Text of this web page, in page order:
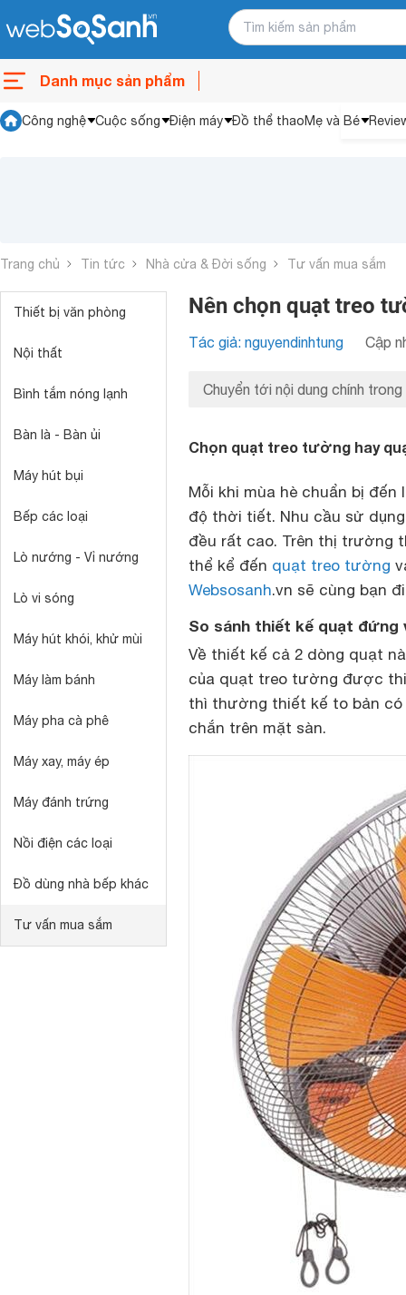
Danh mục sản phẩm
Công nghệ Cuộc sống Điện máy Đồ thể thaoMẹ và Bé
Trang chủ Tin tức Nhà cửa & Đời sống Tư vấn mua sắm
Thiết bị văn phòng
Nội thất
Bình tắm nóng lạnh
Bàn là - Bàn ủi
Máy hút bụi
Bếp các loại
Lò nướng - Vỉ nướng
Lò vi sóng
Máy hút khói, khử mùi
Máy làm bánh
Máy pha cà phê
Máy xay, máy ép
Máy đánh trứng
Nồi điện các loại
Đồ dùng nhà bếp khác
Tư vấn mua sắm
Nên chọn quạt treo
Tác giả: nguyendinhtung Cập
Chuyển tới nội dung chính trong
Chọn quạt treo tường hay
Mỗi khi mùa hè chuẩn bị
độ thời tiết. Nhu cầu sử
đều rất cao. Trên thị trường
thể kể đến quạt treo tường
Websosanh.vn sẽ cùng bạn
So sánh thiết kế quạt
Về thiết kế cả 2 dòng quạt
của quạt treo tường được
thì thường thiết kế to bản
chắn trên mặt sàn.